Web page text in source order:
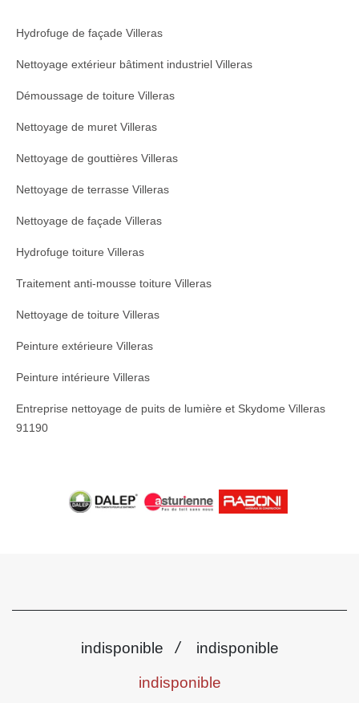
Hydrofuge de façade Villeras
Nettoyage extérieur bâtiment industriel Villeras
Démoussage de toiture Villeras
Nettoyage de muret Villeras
Nettoyage de gouttières Villeras
Nettoyage de terrasse Villeras
Nettoyage de façade Villeras
Hydrofuge toiture Villeras
Traitement anti-mousse toiture Villeras
Nettoyage de toiture Villeras
Peinture extérieure Villeras
Peinture intérieure Villeras
Entreprise nettoyage de puits de lumière et Skydome Villeras
91190
indisponible / indisponible
indisponible